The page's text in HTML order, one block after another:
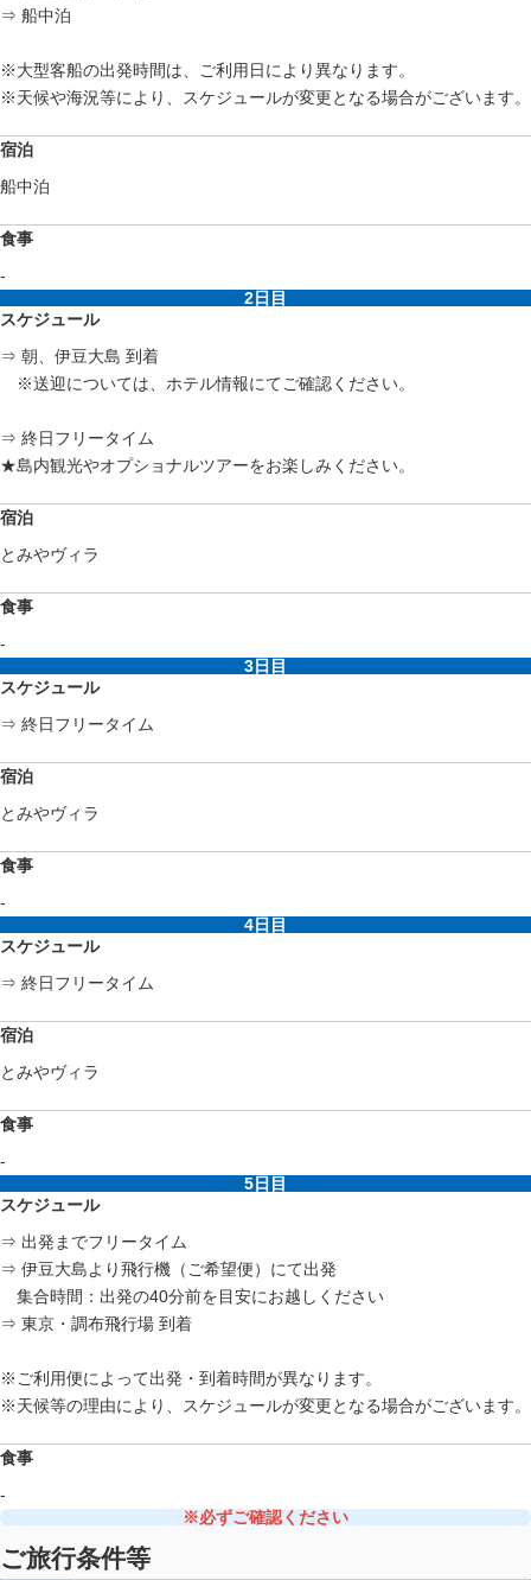
⇒ 船中泊
※大型客船の出発時間は、ご利用日により異なります。
※天候や海況等により、スケジュールが変更となる場合がございます。
宿泊
船中泊
食事
-
2日目
スケジュール
⇒ 朝、伊豆大島 到着
※送迎については、ホテル情報にてご確認ください。
⇒ 終日フリータイム
★島内観光やオプショナルツアーをお楽しみください。
宿泊
とみやヴィラ
食事
-
3日目
スケジュール
⇒ 終日フリータイム
宿泊
とみやヴィラ
食事
-
4日目
スケジュール
⇒ 終日フリータイム
宿泊
とみやヴィラ
食事
-
5日目
スケジュール
⇒ 出発までフリータイム
⇒ 伊豆大島より飛行機（ご希望便）にて出発
集合時間：出発の40分前を目安にお越しください
⇒ 東京・調布飛行場 到着
※ご利用便によって出発・到着時間が異なります。
※天候等の理由により、スケジュールが変更となる場合がございます。
食事
-
※必ずご確認ください
ご旅行条件等